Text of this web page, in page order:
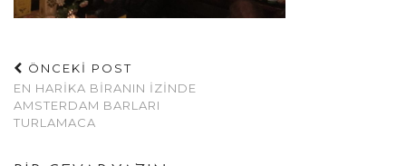
ÖNCEKİ POST
EN HARIKA BIRANIN İZINDE
AMSTERDAM BARLARI
TURLAMACA